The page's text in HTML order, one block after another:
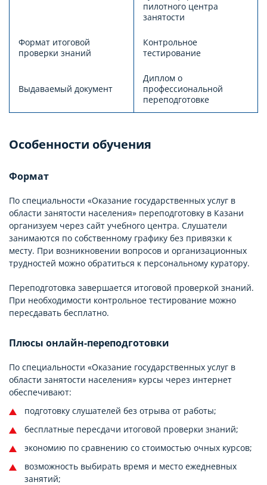
пилотного центра
занятости
Формат итоговой
проверки знаний
Контрольное
тестирование
Выдаваемый документ
Диплом о
профессиональной
переподготовке
Особенности обучения
Формат
По специальности «Оказание государственных услуг в
области занятости населения» переподготовку в Казани
организуем через сайт учебного центра. Слушатели
занимаются по собственному графику без привязки к
месту. При возникновении вопросов и организационных
трудностей можно обратиться к персональному куратору.
Переподготовка завершается итоговой проверкой знаний.
При необходимости контрольное тестирование можно
пересдавать бесплатно.
Плюсы онлайн-переподготовки
По специальности «Оказание государственных услуг в
области занятости населения» курсы через интернет
обеспечивают:
подготовку слушателей без отрыва от работы;
бесплатные пересдачи итоговой проверки знаний;
экономию по сравнению со стоимостью очных курсов;
возможность выбирать время и место ежедневных
занятий;